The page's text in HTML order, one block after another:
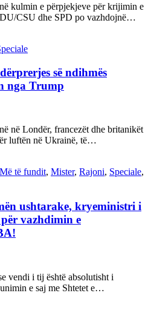
kulmin e përpjekjeve për krijimin e
CSU dhe SPD po vazhdojnë…
së ndihmës
nga Trump
në Londër, francezët dhe britanikët
luftën në Ukrainë, të…
Më të fundit, Mister, Rajoni, Speciale,
ushtarake, kryeministri i
vazhdimin e
vendi i tij është absolutisht i
e saj me Shtetet e…